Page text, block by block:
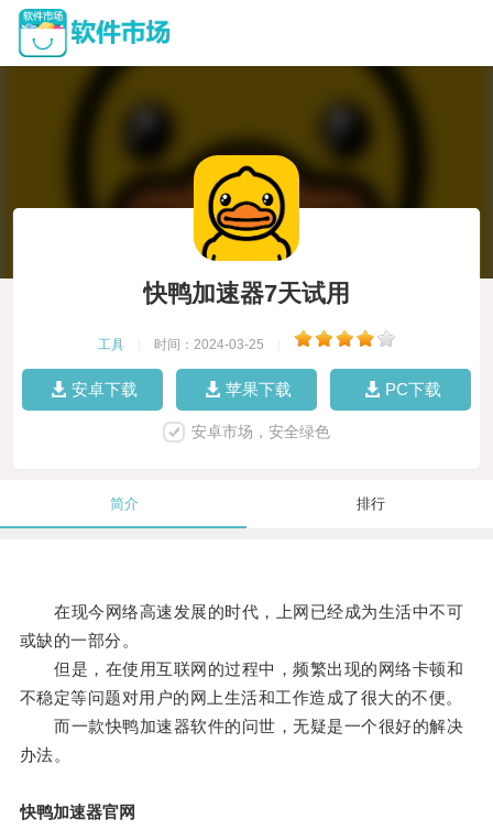
快鸭加速器7天试用
工具 时间：2024-03-25
安卓下载 苹果下载 PC下载
安卓市场，安全绿色
简介 排行
在现今网络高速发展的时代，上网已经成为生活中不可
或缺的一部分。
但是，在使用互联网的过程中，频繁出现的网络卡顿和
不稳定等问题对用户的网上生活和工作造成了很大的不便。
而一款快鸭加速器软件的问世，无疑是一个很好的解决
办法。
快鸭加速器官网